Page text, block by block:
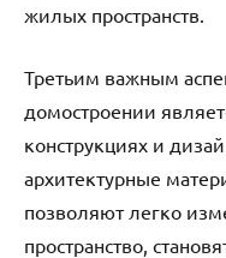
жилых пространств.
Третьим важным
домостроении
конструкциях и
архитектурные
позволяют легко
пространство,